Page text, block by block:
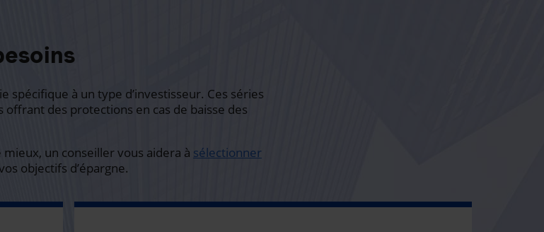
spécifique à un type d’investisseur. Ces séries
des protections en cas de baisse des
un conseiller vous aidera à sélectionner
objectifs d’épargne.